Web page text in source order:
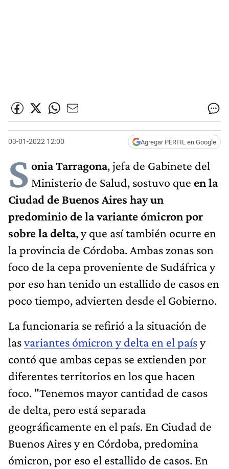
03-01-2022 12:00 Agregar PERFIL en Google
S onia Tarragona, jefa de Gabinete del
Ministerio de Salud, sostuvo que en la
Ciudad de Buenos Aires hay un
predominio de la variante ómicron por
sobre la delta, y que así también ocurre en
la provincia de Córdoba. Ambas zonas son
foco de la cepa proveniente de Sudáfrica y
por eso han tenido un estallido de casos en
poco tiempo, advierten desde el Gobierno.
La funcionaria se refirió a la situación de
lasvariantes ómicron y delta en el paísy
contó que ambas cepas se extienden por
diferentes territorios en los que hacen
foco. "Tenemos mayor cantidad de casos
de delta, pero está separada
geográficamente en el país. En Ciudad de
Buenos Aires y en Córdoba, predomina
ómicron, por eso el estallido de casos. En